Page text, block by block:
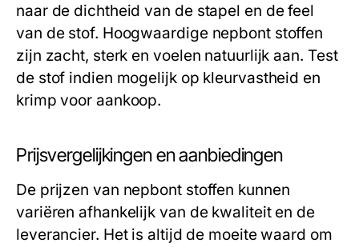
naar de dichtheid van de stapel en de feel
van de stof. Hoogwaardige nepbont stoffen
zijn zacht, sterk en voelen natuurlijk aan. Test
de stof indien mogelijk op kleurvastheid en
krimp voor aankoop.
Prijsvergelijkingen en aanbiedingen
De prijzen van nepbont stoffen kunnen
variëren afhankelijk van de kwaliteit en de
leverancier. Het is altijd de moeite waard om